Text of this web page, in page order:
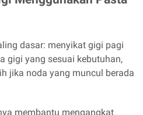
dasar: menyikat gigi pagi
gigi yang sesuai kebutuhan,
jika noda yang muncul berada
membantu mengangkat